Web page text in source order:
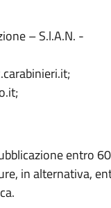
– S.l.A.N. -
entro
in alternativa,